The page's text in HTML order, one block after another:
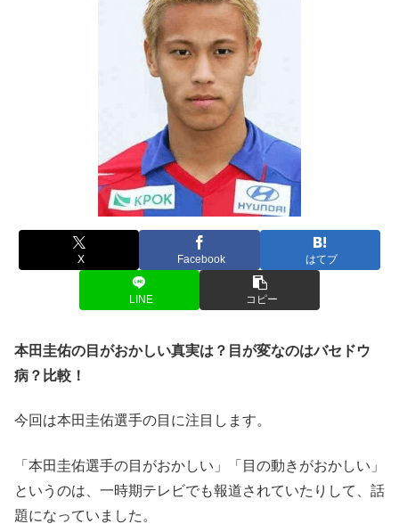
X Facebook はてブ
LINE コピー
本田圭佑の目がおかしい真実は？目が変なのはバセドウ
病？比較！
今回は本田圭佑選手の目に注目します。
「本田圭佑選手の目がおかしい」「目の動きがおかしい」
というのは、一時期テレビでも報道されていたりして、話
題になっていました。